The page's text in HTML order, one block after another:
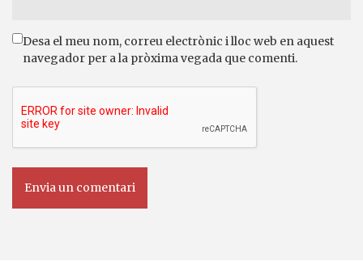
Desa el meu nom, correu electrònic i lloc web en aquest
navegador per a la pròxima vegada que comenti.